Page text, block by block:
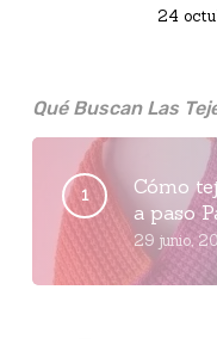
24
Qué Buscan Las
Cómo
a paso
29 junio,